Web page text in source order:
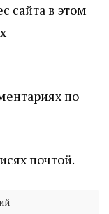
сайта в этом
по
почтой.